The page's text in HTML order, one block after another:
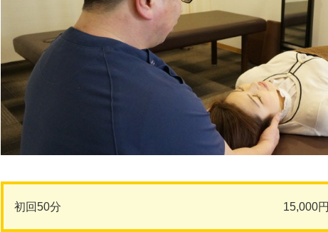
初回50分 15,000円